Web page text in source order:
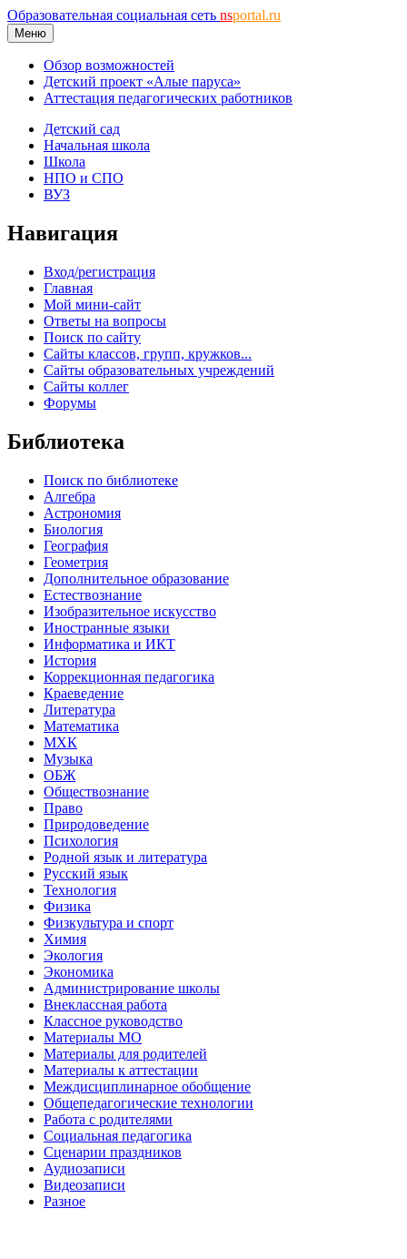
Образовательная социальная сеть nsportal.ru
Меню
Обзор возможностей
Детский проект «Алые паруса»
Аттестация педагогических работников
Детский сад
Начальная школа
Школа
НПО и СПО
ВУЗ
Навигация
Вход/регистрация
Главная
Мой мини-сайт
Ответы на вопросы
Поиск по сайту
Сайты классов, групп, кружков...
Сайты образовательных учреждений
Сайты коллег
Форумы
Библиотека
Поиск по библиотеке
Алгебра
Астрономия
Биология
География
Геометрия
Дополнительное образование
Естествознание
Изобразительное искусство
Иностранные языки
Информатика и ИКТ
История
Коррекционная педагогика
Краеведение
Литература
Математика
МХК
Музыка
ОБЖ
Обществознание
Право
Природоведение
Психология
Родной язык и литература
Русский язык
Технология
Физика
Физкультура и спорт
Химия
Экология
Экономика
Администрирование школы
Внеклассная работа
Классное руководство
Материалы МО
Материалы для родителей
Материалы к аттестации
Междисциплинарное обобщение
Общепедагогические технологии
Работа с родителями
Социальная педагогика
Сценарии праздников
Аудиозаписи
Видеозаписи
Разное